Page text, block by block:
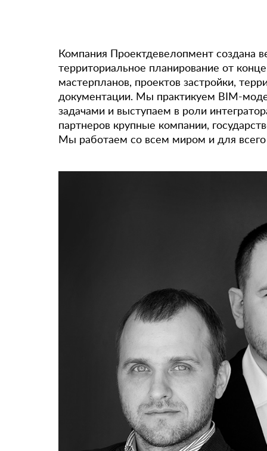
Компания Проектдевелопмент создана
территориальное планирование от
мастерпланов, проектов застройки,
документации. Мы практикуем BIM-
задачами и выступаем в роли
партнеров крупные компании,
Мы работаем со всем миром и для